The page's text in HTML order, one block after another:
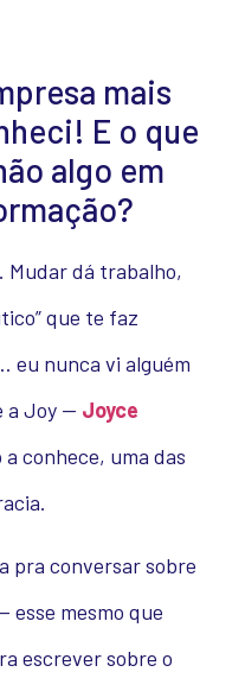
mais
E o que
algo em
Mudar dá trabalho,
que te faz
eu nunca vi alguém
a Joy — Joyce
conhece, uma das
pra conversar sobre
esse mesmo que
escrever sobre o